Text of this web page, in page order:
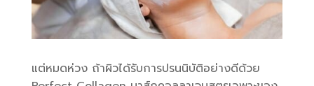
แต่หมดห่วง ถ้าผิวได้รับการปรนนิบัติอย่างดีด้วย